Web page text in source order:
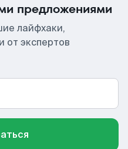
предложениями
лайфхаки,
от экспертов